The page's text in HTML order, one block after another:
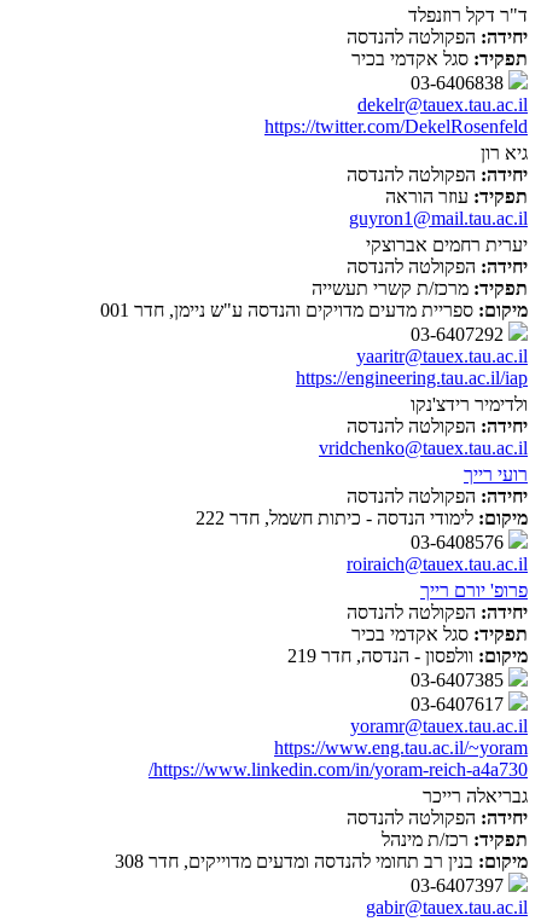
ד"ר דקל רוזנפלד
יחידה: הפקולטה להנדסה
תפקיד: סגל אקדמי בכיר
dekelr@tauex.tau.ac.il
https://twitter.com/DekelRosenfeld
גיא רון
יחידה: הפקולטה להנדסה
תפקיד: עוזר הוראה
guyron1@mail.tau.ac.il
יערית רחמים אברוצקי
יחידה: הפקולטה להנדסה
תפקיד: מרכז/ת קשרי תעשייה
מיקום: ספריית מדעים מדויקים והנדסה ע"ש ניימן, חדר 001
yaaritr@tauex.tau.ac.il
https://engineering.tau.ac.il/iap
ולדימיר רידצ'נקו
יחידה: הפקולטה להנדסה
vridchenko@tauex.tau.ac.il
רועי רייך
יחידה: הפקולטה להנדסה
מיקום: לימודי הנדסה - כיתות חשמל, חדר 222
roiraich@tauex.tau.ac.il
פרופ' יורם רייך
יחידה: הפקולטה להנדסה
תפקיד: סגל אקדמי בכיר
מיקום: וולפסון - הנדסה, חדר 219
yoramr@tauex.tau.ac.il
https://www.eng.tau.ac.il/~yoram
https://www.linkedin.com/in/yoram-reich-a4a730/
גבריאלה רייכר
יחידה: הפקולטה להנדסה
תפקיד: רכז/ת מינהל
מיקום: בנין רב תחומי להנדסה ומדעים מדוייקים, חדר 308
gabir@tauex.tau.ac.il